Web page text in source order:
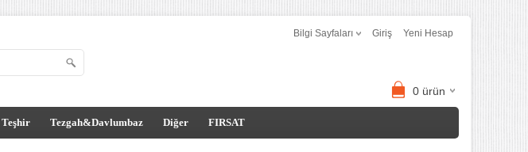
Bilgi Sayfaları Giriş Yeni Hesap
0 ürün
Teşhir Tezgah&Davlumbaz Diğer FIRSAT